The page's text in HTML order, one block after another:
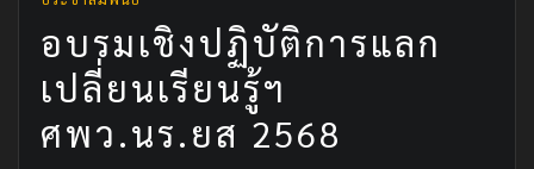
อบรมเชิงปฏิบัติการแลก
เปลี่ยนเรียนรู้ฯ
ศพว.นร.ยส 2568